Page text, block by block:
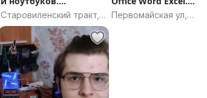
Компьютерный мастер
Старовиленский тракт,
8, Минск
Ремонт Компьютеров
и ноутбуков
Первомайская ул,